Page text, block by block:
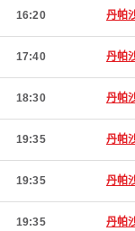
16:20 丹帕
17:40 丹帕
18:30 丹帕
19:35 丹帕
19:35 丹帕
19:35 丹帕